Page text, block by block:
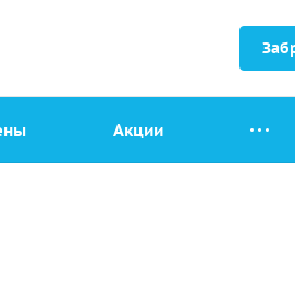
Акции